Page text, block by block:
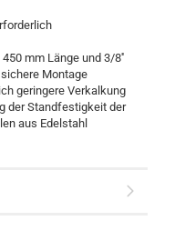
mm Länge und 3/8''
Montage
geringere Verkalkung
der Standfestigkeit der
aus Edelstahl